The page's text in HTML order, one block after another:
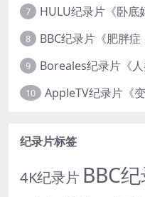
7
8
9
10
纪录片标签
4K纪录片 BBC